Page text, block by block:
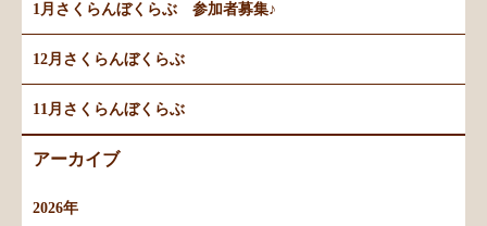
1月さくらんぼくらぶ 参加者募集♪
12月さくらんぼくらぶ
11月さくらんぼくらぶ
アーカイブ
2026年